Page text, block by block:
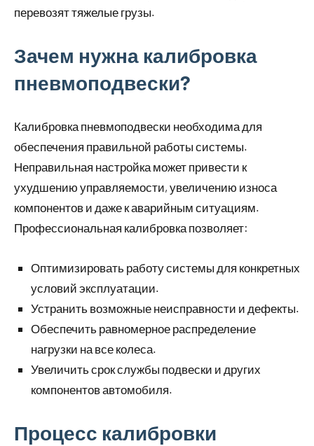
перевозят тяжелые грузы.
Зачем нужна калибровка
пневмоподвески?
Калибровка пневмоподвески необходима для
обеспечения правильной работы системы.
Неправильная настройка может привести к
ухудшению управляемости, увеличению износа
компонентов и даже к аварийным ситуациям.
Профессиональная калибровка позволяет:
Оптимизировать работу системы для конкретных
условий эксплуатации.
Устранить возможные неисправности и дефекты.
Обеспечить равномерное распределение
нагрузки на все колеса.
Увеличить срок службы подвески и других
компонентов автомобиля.
Процесс калибровки